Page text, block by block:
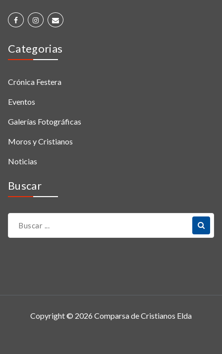
Categorias
Crónica Festera
Eventos
Galerías Fotográficas
Moros y Cristianos
Noticias
Buscar
Copyright © 2026 Comparsa de Cristianos Elda